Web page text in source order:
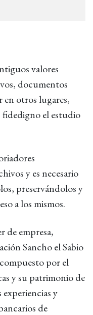
valores
documentos
en otros lugares,
fidedigno el estudio
y es necesario
preservándolos y
a los mismos.
de empresa,
Sancho el Sabio
por el
y su patrimonio de
y
de